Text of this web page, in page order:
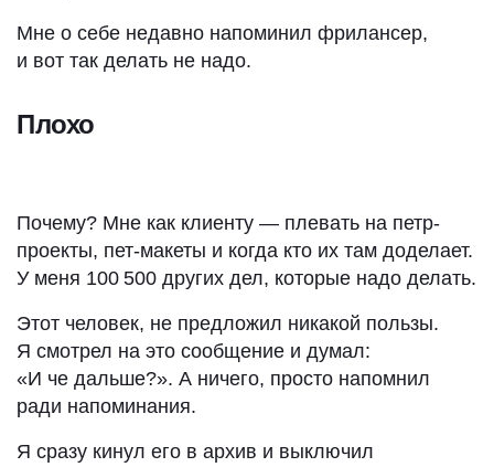
Мне о себе недавно напоминил фрилансер,
и вот так делать не надо.
Плохо
Почему? Мне как клиенту — плевать на петр-
проекты, пет-макеты и когда кто их там доделает.
У меня 100 500 других дел, которые надо делать.
Этот человек, не предложил никакой пользы.
Я смотрел на это сообщение и думал:
«И че дальше?». А ничего, просто напомнил
ради напоминания.
Я сразу кинул его в архив и выключил